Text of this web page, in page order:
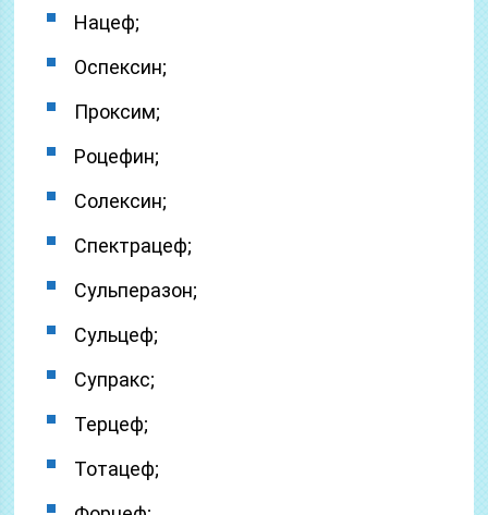
Нацеф;
Оспексин;
Проксим;
Роцефин;
Солексин;
Спектрацеф;
Сульперазон;
Сульцеф;
Супракс;
Терцеф;
Тотацеф;